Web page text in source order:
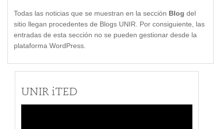
Todas las noticias que se muestran en la sección Blog del
sitio llegan procedentes de Blogs UNIR. Por consiguiente, las
entradas de esta sección no se pueden gestionar desde la
plataforma WordPress.
UNIR iTED